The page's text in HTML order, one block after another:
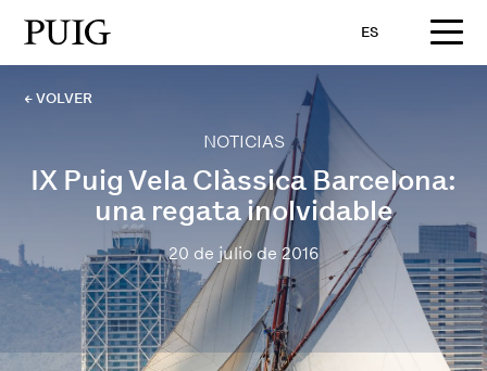
ES
← VOLVER
NOTICIAS
IX Puig Vela Clàssica Barcelona:
una regata inolvidable
20 de julio de 2016